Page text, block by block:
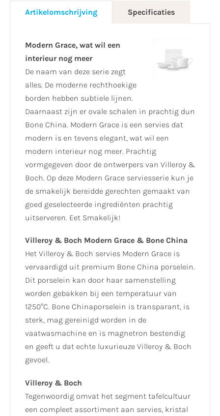
Artikelomschrijving Specificaties
Modern Grace, wat wil een
interieur nog meer
De naam van deze serie zegt
alles. De moderne rechthoekige
borden hebben subtiele lijnen.
Daarnaast zijn er ovale schalen in prachtig dun
Bone China. Modern Grace is een servies dat
modern is en tevens elegant, wat wil een
modern interieur nog meer. Prachtig
vormgegeven door de ontwerpers van Villeroy &
Boch. Op deze Modern Grace serviesserie kun je
de smakelijk bereidde gerechten gemaakt van
goed geselecteerde ingrediënten prachtig
uitserveren. Eet Smakelijk!
Villeroy & Boch Modern Grace & Bone China
Het Villeroy & Boch servies Modern Grace is
vervaardigd uit premium Bone China porselein.
Dit porselein kan door haar samenstelling
worden gebakken bij een temperatuur van
1250°C. Bone Chinaporselein is transparant, is
sterk, mag gereinigd worden in de
vaatwasmachine en is magnetron bestendig
en geeft u dat echte luxurieuze Villeroy & Boch
gevoel.
Villeroy & Boch
Tegenwoordig omvat het segment tafelcultuur
een compleet assortiment aan servies, kristal